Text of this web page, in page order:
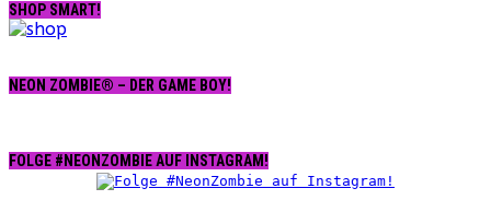
SHOP SMART!
NEON ZOMBIE® – DER GAME BOY!
FOLGE #NEONZOMBIE AUF INSTAGRAM!